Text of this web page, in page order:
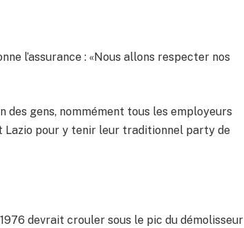
l’assurance : «Nous allons respecter nos
des gens, nommément tous les employeurs
pour y tenir leur traditionnel party de
devrait crouler sous le pic du démolisseur